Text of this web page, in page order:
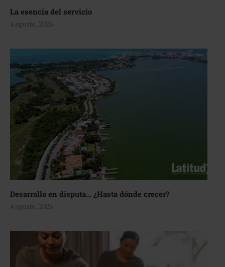
La esencia del servicio
4 agosto, 2026
Desarrollo en disputa… ¿Hasta dónde crecer?
4 agosto, 2026